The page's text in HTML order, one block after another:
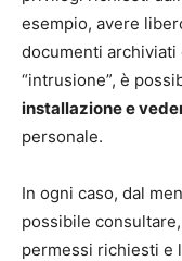
esempio, avere
documenti archiviati
“intrusione”, è
installazione e
personale.
In ogni caso, dal
possibile
permessi richiesti e